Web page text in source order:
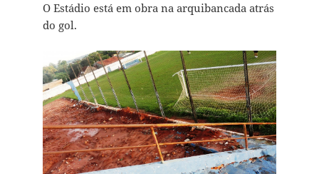
O Estádio está em obra na arquibancada atrás
do gol.